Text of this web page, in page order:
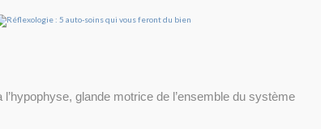
glande motrice de l’ensemble du système